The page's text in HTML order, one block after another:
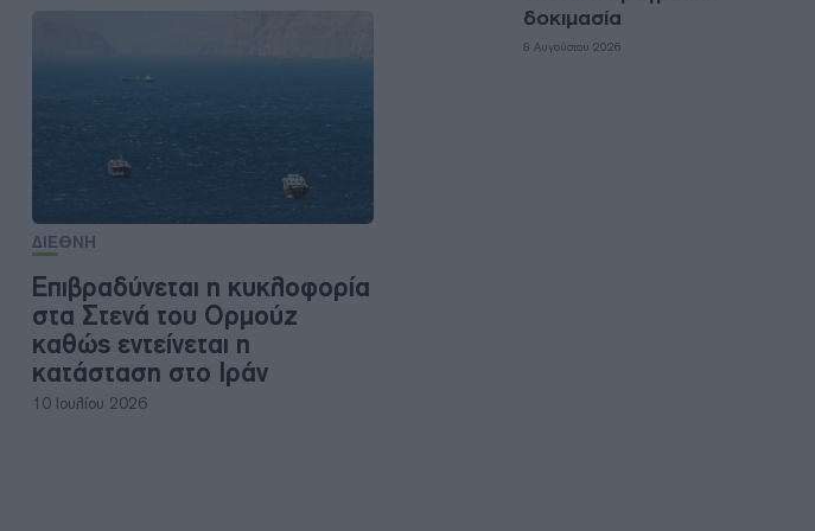
ΔΙΕΘΝΗ
Επιβραδύνεται η κυκλοφορία
στα Στενά του Ορμούζ
καθώς εντείνεται η
κατάσταση στο Ιράν
10 Ιουλίου 2026
δοκιμασία
8 Αυγούστου 2026